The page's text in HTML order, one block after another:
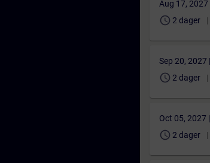
Aug 17,
schedule 2 dager
Sep 20, 2027
schedule 2 dager
Oct 05, 2027
schedule 2 dager